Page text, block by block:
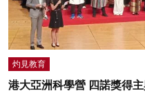
灼見教育
港大亞洲科學營 四諾獎得